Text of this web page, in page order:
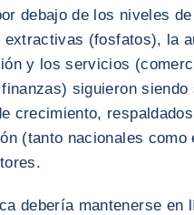
debajo de los niveles
extractivas (fosfatos), la
y los servicios
siguieron siendo
crecimiento,
(tanto nacionales como
debería mantenerse en